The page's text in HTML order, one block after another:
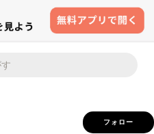
フォロー